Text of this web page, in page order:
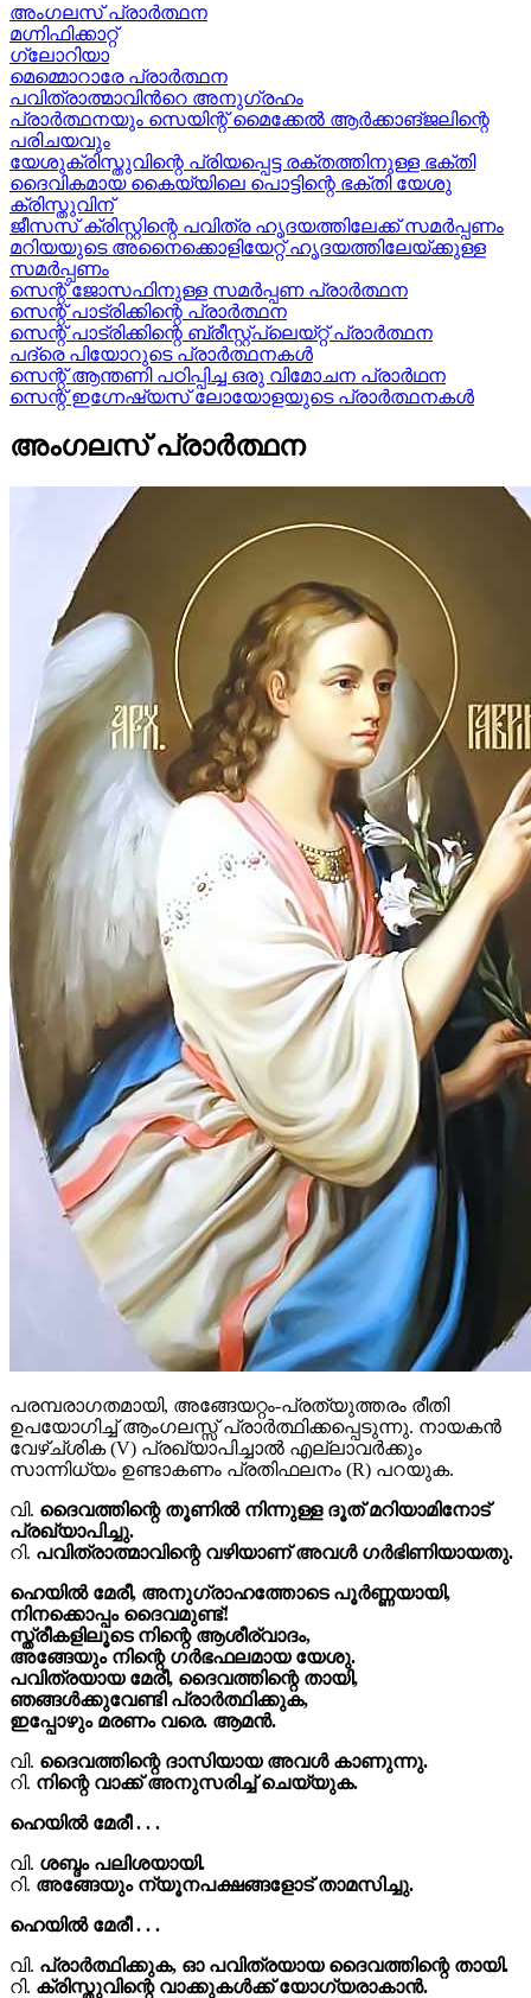
അംഗലസ് പ്രാർത്ഥന
മഗ്നിഫിക്കാറ്റ്
ഗ്ലോറിയാ
മെമ്മൊറാരേ പ്രാർത്ഥന
പവിത്രാത്മാവിന്‍റെ അനുഗ്രഹം
പ്രാർത്ഥനയും സെയിന്റ് മൈക്കേൽ ആർക്കാങ്ജലിന്റെ
പരിചയവും
യേശുക്രിസ്തുവിന്റെ പ്രിയപ്പെട്ട രക്തത്തിനുള്ള ഭക്തി
ദൈവികമായ കൈയ്യിലെ പൊട്ടിന്റെ ഭക്തി യേശു
ക്രിസ്തുവിന്
ജീസസ് ക്രിസ്റ്റിന്റെ പവിത്ര ഹൃദയത്തിലേക്ക് സമർപ്പണം
മറിയയുടെ അനൈക്കൊളിയേറ്റ് ഹൃദയത്തിലേയ്ക്കുള്ള
സമർപ്പണം
സെന്റ് ജോസഫിനുള്ള സമർപ്പണ പ്രാർത്ഥന
സെന്റ് പാട്രിക്കിന്റെ പ്രാർത്ഥന
സെന്റ് പാട്രിക്കിന്റെ ബ്രീസ്റ്റ്പ്ലെയ്റ്റ് പ്രാർത്ഥന
പദ്രെ പിയോറുടെ പ്രാർത്ഥനകൾ
സെന്റ് ആന്തണി പഠിപ്പിച്ച ഒരു വിമോചന പ്രാർഥന
സെന്റ് ഇഗ്നേഷ്യസ് ലോയോളയുടെ പ്രാർത്ഥനകൾ
അംഗലസ് പ്രാർത്ഥന
പരമ്പരാഗതമായി, അങ്ങേയറ്റം-പ്രത്യുത്തരം രീതി
ഉപയോഗിച്ച് ആംഗലസ്സ് പ്രാർത്ഥിക്കപ്പെടുന്നു. നായകൻ
വേഴ്ച്ശിക (V) പ്രഖ്യാപിച്ചാൽ എല്ലാവർക്കും
സാന്നിധ്യം ഉണ്ടാകണം പ്രതിഫലനം (R) പറയുക.
വി. ദൈവത്തിന്റെ തൂണിൽ നിന്നുള്ള ദൂത് മറിയാമിനോട്
പ്രഖ്യാപിച്ചു.
റി. പവിത്രാത്മാവിന്റെ വഴിയാണ് അവൾ ഗർഭിണിയായതു.
ഹെയിൽ മേരീ, അനുഗ്രാഹത്തോടെ പൂർണ്ണയായി,
നിനക്കൊപ്പം ദൈവമുണ്ട്!
സ്ത്രീകളിലൂടെ നിന്റെ ആശീര്വാദം,
അങ്ങേയും നിന്റെ ഗർഭഫലമായ യേശു.
പവിത്രയായ മേരീ, ദൈവത്തിന്റെ തായി,
ഞങ്ങൾക്കുവേണ്ടി പ്രാർത്ഥിക്കുക,
ഇപ്പോഴും മരണം വരെ. ആമൻ.
വി. ദൈവത്തിന്റെ ദാസിയായ അവൾ കാണുന്നു.
റി. നിന്റെ വാക്ക് അനുസരിച്ച് ചെയ്യുക.
ഹെയിൽ മേരീ . . .
വി. ശബ്ദം പലിശയായി.
റി. അങ്ങേയും ന്യൂനപക്ഷങ്ങളോട് താമസിച്ചു.
ഹെയിൽ മേരീ . . .
വി. പ്രാർത്ഥിക്കുക, ഓ പവിത്രയായ ദൈവത്തിന്റെ തായി.
റി. ക്രിസ്തുവിന്റെ വാക്കുകൾക്ക് യോഗ്യരാകാൻ.